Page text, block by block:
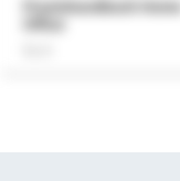
Praxishandbuch Home-